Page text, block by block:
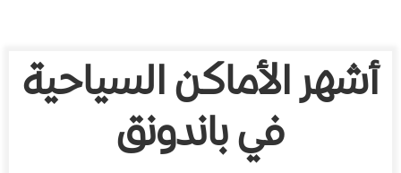
أشهر الأماكن السياحية
في باندونق